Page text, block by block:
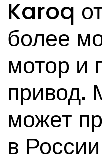
Karoq
более
мотор и
привод.
может
в России